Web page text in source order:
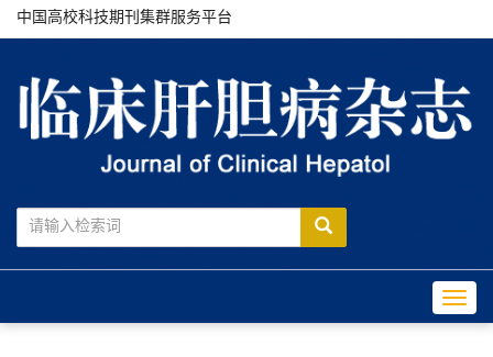
中国高校科技期刊集群服务平台